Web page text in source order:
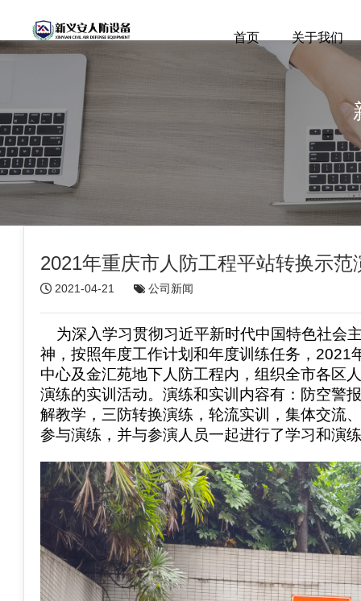
首页 关于我们
2021年重庆市人防工程平站转换示范
2021-04-21 公司新闻
为深入学习贯彻习近平新时代中国特色社会
神，按照年度工作计划和年度训练任务，
中心及金汇苑地下人防工程内，组织全市各区
演练的实训活动。演练和实训内容有：防空警
解教学，三防转换演练，轮流实训，集体交流
参与演练，并与参演人员一起进行了学习和演